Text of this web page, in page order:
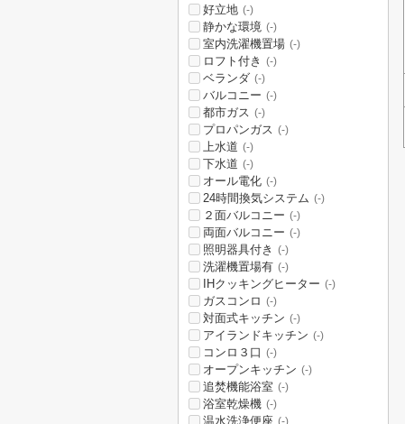
好立地 (-)
静かな環境 (-)
室内洗濯機置場 (-)
ロフト付き (-)
ベランダ (-)
バルコニー (-)
都市ガス (-)
プロパンガス (-)
上水道 (-)
下水道 (-)
オール電化 (-)
24時間換気システム (-)
２面バルコニー (-)
両面バルコニー (-)
照明器具付き (-)
洗濯機置場有 (-)
IHクッキングヒーター (-)
ガスコンロ (-)
対面式キッチン (-)
アイランドキッチン (-)
コンロ３口 (-)
オープンキッチン (-)
追焚機能浴室 (-)
浴室乾燥機 (-)
温水洗浄便座 (-)